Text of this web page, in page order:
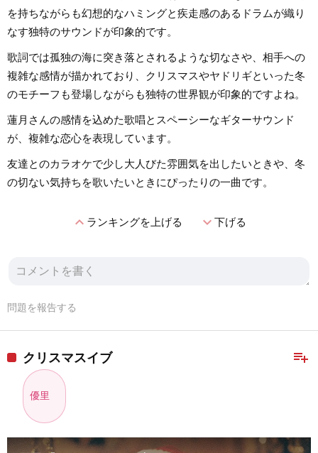
を持ちながらも幻想的なハミングと疾走感のあるドラムが織り
なす独特のサウンドが印象的です。
歌詞では孤独の海に突き落とされるような切なさや、相手への
複雑な感情が描かれており、クリスマスやヤドリギといった冬
のモチーフも登場しながらも独特の世界観が印象的ですよね。
蓮月さんの感情を込めた歌唱とスペーシーなギターサウンド
が、複雑な恋心を表現しています。
友達とのカラオケで少し大人びた雰囲気を出したいときや、冬
の切ない気持ちを歌いたいときにぴったりの一曲です。
expand_lessランキングを上げる expand_more下げる
問題を報告する
playlist_add
クリスマスイブ
優里